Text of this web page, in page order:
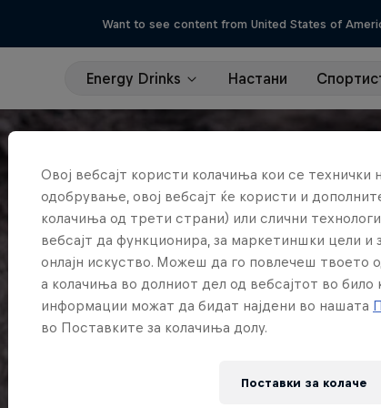
Want to see content from United States of
Energy Drinks Настани
Овој вебсајт користи колачиња кои се технички
одобрување, овој вебсајт ќе користи и
колачиња од трети страни) или слични
вебсајт да функционира, за маркетиншки цели и
онлајн искуство. Можеш да го повлечеш твоето
а колачиња во долниот дел од вебсајтот во било
информации можат да бидат најдени во нашата
во Поставките за колачиња долу.
Поставки за колачe